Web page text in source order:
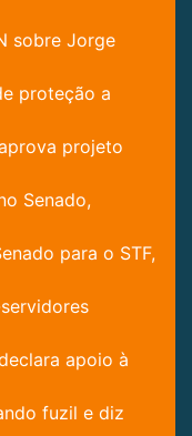
sobre Jorge
proteção a
projeto
Senado,
para o STF,
apoio à
fuzil e diz